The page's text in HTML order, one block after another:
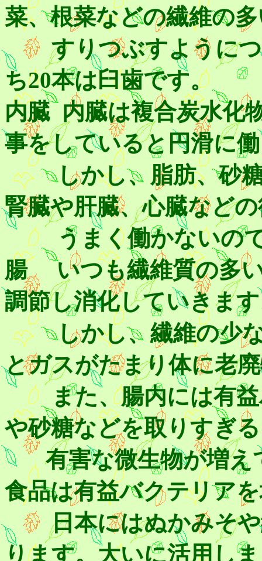
菜、根菜などの繊維の
すりつぶすようにつ
ち20本は臼歯です。
内臓 内臓は複合炭水化
事をしていると円滑に
しかし、脂肪、砂糖
腎臓や肝臓、心臓など
うまく働かないの
腸 いつも繊維質の多
調節し消化していきま
しかし、繊維の少な
とガスがたまり体に老
また、腸内には有益
や砂糖などを取りすぎ
有害な微生物が増え
食品は有益バクテリア
日本にはぬかみそや
ります。大いに活用し